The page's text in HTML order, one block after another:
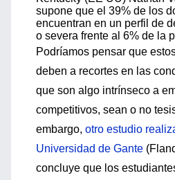
supone que el 39% de los
encuentran en un perfil de
o severa frente al 6% de la
Podríamos pensar que
deben a recortes en las
que son algo intrínseco a
competitivos, sean o no
embargo, otro estudio
Universidad de Gante
concluye que los